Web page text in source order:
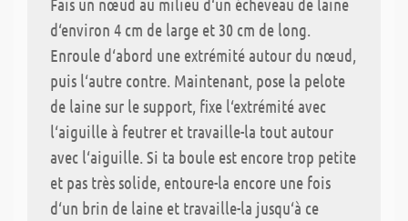
d‘environ 4 cm de large et 30 cm de long.
Enroule d‘abord une extrémité autour du nœud,
puis l‘autre contre. Maintenant, pose la pelote
de laine sur le support, fixe l‘extrémité avec
l‘aiguille à feutrer et travaille-la tout autour
avec l‘aiguille. Si ta boule est encore trop petite
et pas très solide, entoure-la encore une fois
d‘un brin de laine et travaille-la jusqu‘à ce